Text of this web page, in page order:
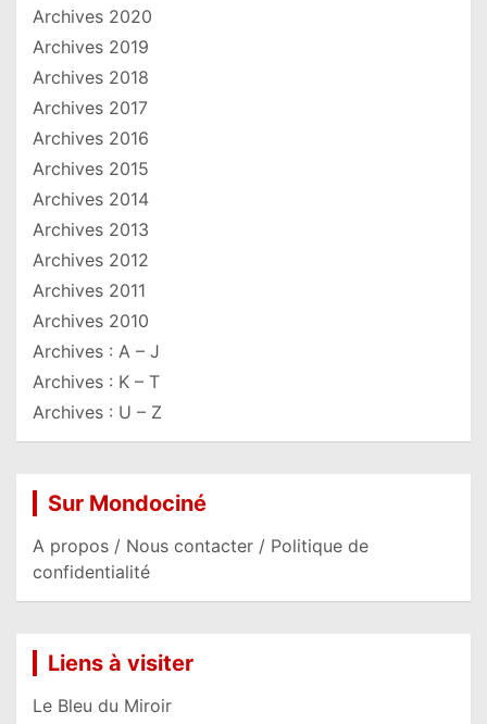
Archives 2020
Archives 2019
Archives 2018
Archives 2017
Archives 2016
Archives 2015
Archives 2014
Archives 2013
Archives 2012
Archives 2011
Archives 2010
Archives : A – J
Archives : K – T
Archives : U – Z
Sur Mondociné
A propos / Nous contacter / Politique de
confidentialité
Liens à visiter
Le Bleu du Miroir